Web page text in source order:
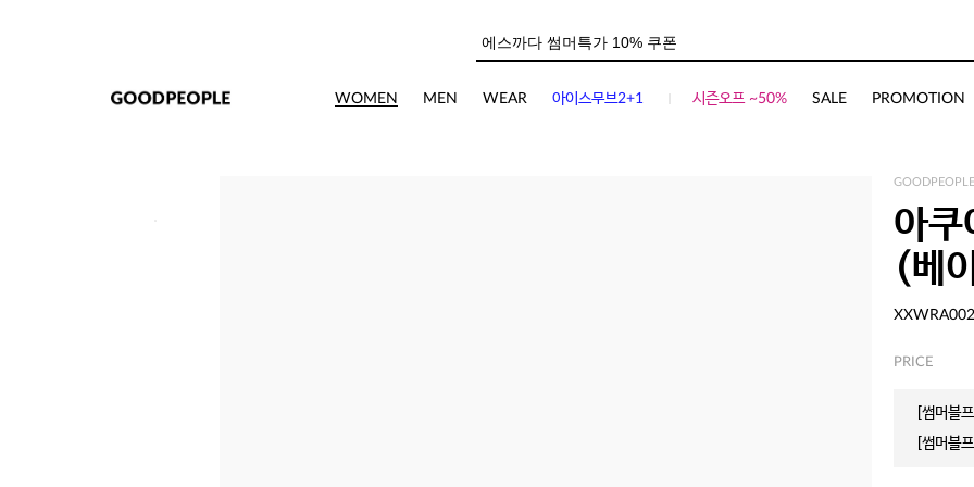
WOMEN MEN WEAR 아이스무브2+1 시즌오프 ~50% SALE PROMOTION
아쿠
(베
XXWRA002
PRICE
[썸머블
[썸머블